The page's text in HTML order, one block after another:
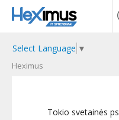
Select Language ▼
Heximus
Tokio svetainės